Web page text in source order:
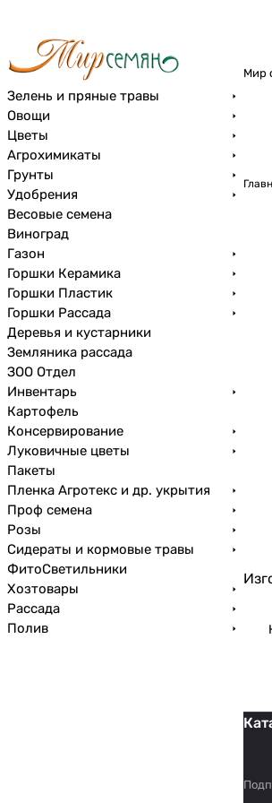
Мир
Зелень и пряные травы
Овощи
Цветы
Агрохимикаты
Грунты
Удобрения
Весовые семена
Виноград
Газон
Горшки Керамика
Горшки Пластик
Горшки Рассада
Деревья и кустарники
Земляника рассада
ЗОО Отдел
Инвентарь
Картофель
Консервирование
Луковичные цветы
Пакеты
Пленка Агротекс и др. укрытия
Проф семена
Розы
Сидераты и кормовые травы
ФитоСветильники
Хозтовары
Рассада
Полив